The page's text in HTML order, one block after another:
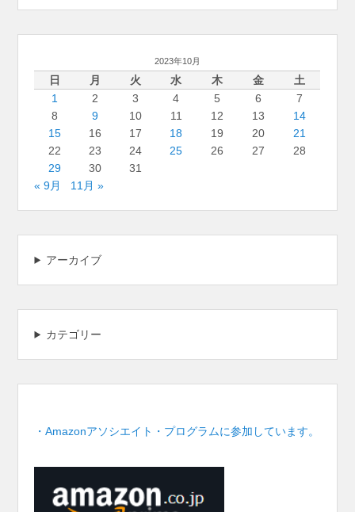
2023年10月
日 月 火 水 木 金
土
1
2 3 4 5 6
7
8
9 10 11 12 13
14
15
16 17 18 19 20
21
22
23 24 25 26 27
28
29
30
31
« 9月
11月 »
アーカイブ
カテゴリー
・Amazonアソシエイト・プログラムに参加しています。